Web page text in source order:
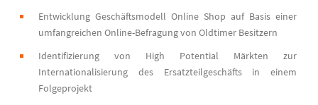
Entwicklung Geschäftsmodell Online Shop auf Basis einer
umfangreichen Online-Befragung von Oldtimer Besitzern
Identifizierung von High Potential Märkten zur
Internationalisierung des Ersatzteilgeschäfts in einem
Folgeprojekt